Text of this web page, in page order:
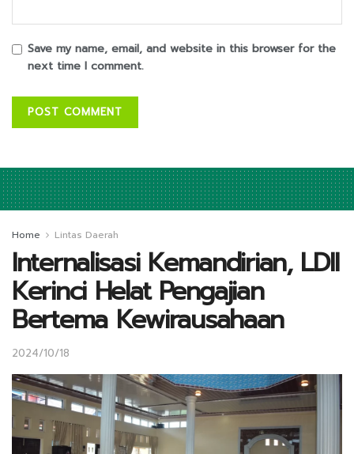
Save my name, email, and website in this browser for the
next time I comment.
Home Lintas Daerah
Internalisasi Kemandirian, LDII
Kerinci Helat Pengajian
Bertema Kewirausahaan
2024/10/18